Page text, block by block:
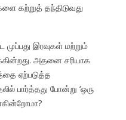
கற்றுத் தந்திடுவது
இரவுகள் மற்றும்
அதனை சரியாக
ஏற்படுத்த
பார்த்தது போன்று ‘ஒரு